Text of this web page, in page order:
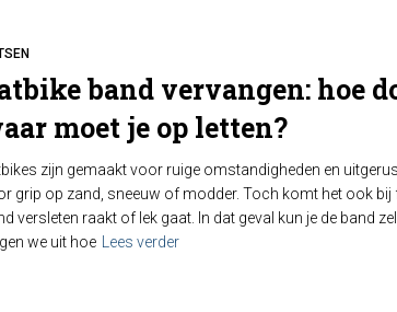
band vervangen: hoe
moet je op letten?
zijn gemaakt voor ruige omstandigheden en
grip op zand, sneeuw of modder. Toch komt het ook bij
versleten raakt of lek gaat. In dat geval kun je de band
we uit hoe
Lees verder